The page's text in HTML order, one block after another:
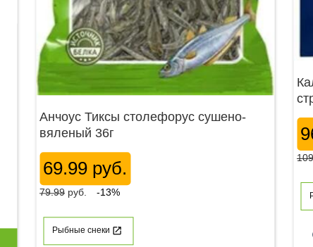
Анчоус Тиксы столефорус сушено-
вяленый 36г
69.99 руб.
79.99 руб. -13%
Рыбные снеки